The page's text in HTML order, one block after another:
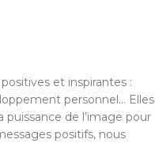
et inspirantes :
personnel... Elles
puissance de l’image pour
positifs, nous